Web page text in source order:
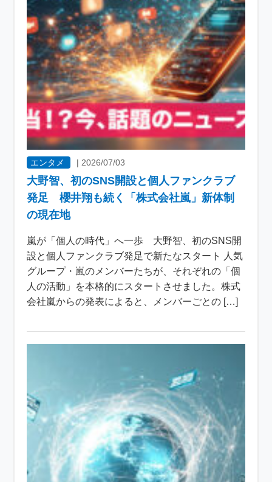
エンタメ | 2026/07/03
大野智、初のSNS開設と個人ファンクラブ
発足 櫻井翔も続く「株式会社嵐」新体制
の現在地
嵐が「個人の時代」へ一歩 大野智、初のSNS開
設と個人ファンクラブ発足で新たなスタート 人気
グループ・嵐のメンバーたちが、それぞれの「個
人の活動」を本格的にスタートさせました。株式
会社嵐からの発表によると、メンバーごとの […]